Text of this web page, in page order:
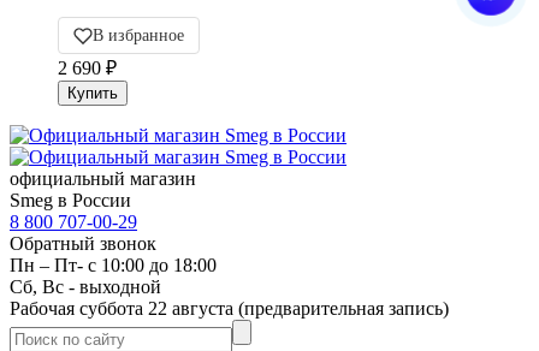
В избранное
2 690 ₽
официальный магазин
Smeg в России
8 800 707-00-29
Обратный звонок
Пн – Пт- с 10:00 до 18:00
Сб, Вс - выходной
Рабочая суббота 22 августа (предварительная запись)